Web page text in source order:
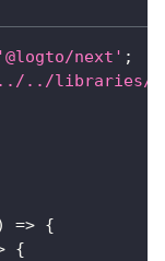
'@logto/next' ;
../libraries/
=> {
{